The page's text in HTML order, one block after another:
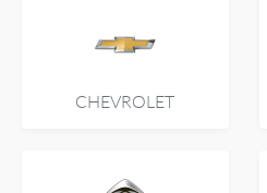
CHEVROLET